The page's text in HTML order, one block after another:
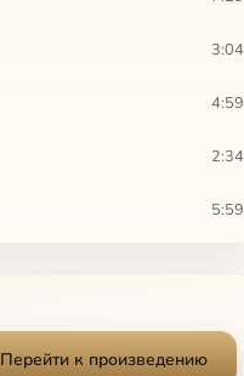
3:04
4:59
2:34
5:59
2:56
Перейти к произведению